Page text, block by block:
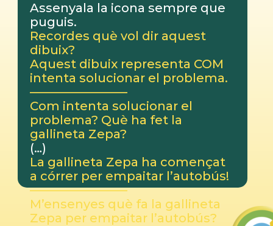
Assenyala la icona sempre que
puguis.
Recordes què vol dir aquest
dibuix?
Aquest dibuix representa COM
intenta solucionar el problema.
————————
Com intenta solucionar el
problema? Què ha fet la
gallineta Zepa?
(…)
La gallineta Zepa ha començat
a córrer per empaitar l’autobús!
————————
M’ensenyes què fa la gallineta
Zepa per empaitar l’autobús?